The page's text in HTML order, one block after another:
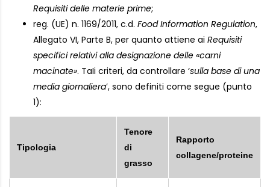
Requisiti delle materie prime;
reg. (UE) n. 1169/2011, c.d. Food Information Regulation,
Allegato VI, Parte B, per quanto attiene ai Requisiti
specifici relativi alla designazione delle «carni
macinate». TaIi criteri, da controllare ‘sulla base di una
media giornaliera’, sono definiti come segue (punto
1):
Tipologia
Tenore
di
grasso
Rapporto
collagene/proteine